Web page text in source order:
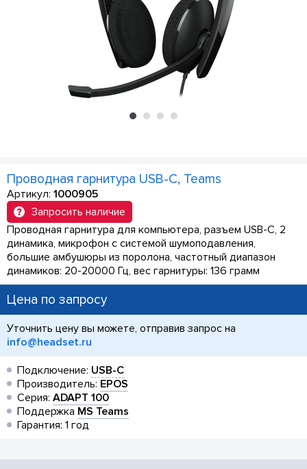
Проводная гарнитура USB-C, Teams
Артикул: 1000905
Запросить наличие
Проводная гарнитура для компьютера, разъем USB-C, 2
динамика, микрофон с системой шумоподавления,
большие амбушюры из поролона, частотный диапазон
динамиков: 20-20000 Гц, вес гарнитуры: 136 грамм
Цена по запросу
Уточнить цену вы можете, отправив запрос на
info@headset.ru
Подключение: USB-C
Производитель: EPOS
Серия: ADAPT 100
Поддержка MS Teams
Гарантия: 1 год